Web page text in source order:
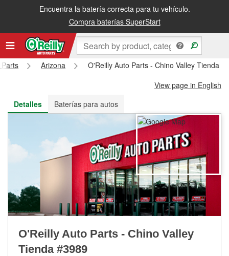
Encuentra la batería correcta para tu vehículo.
Compra baterías SuperStart
Recibe tu orden gratis al día siguiente o recógela en la tienda
Arizona
O'Reilly Auto Parts - Chino Valley Tienda
View page in English
Detalles
Baterías para autos
O'Reilly Auto Parts - Chino Valley
Tienda #3989